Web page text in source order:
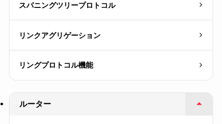
スパニングツリープロトコル
リンクアグリゲーション
リングプロトコル機能
ルーター